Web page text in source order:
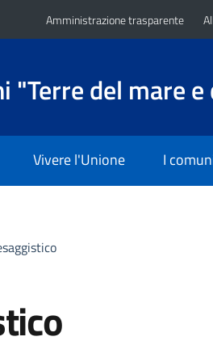
Amministrazione trasparente
"Terre del mare
Vivere l'Unione I